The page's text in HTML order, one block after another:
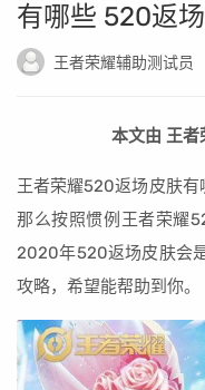
有哪些 520返
王者荣耀辅助测试员
本文由 王者
王者荣耀520返场皮肤有
那么按照惯例王者荣耀
2020年520返场皮肤会
攻略，希望能帮助到你。